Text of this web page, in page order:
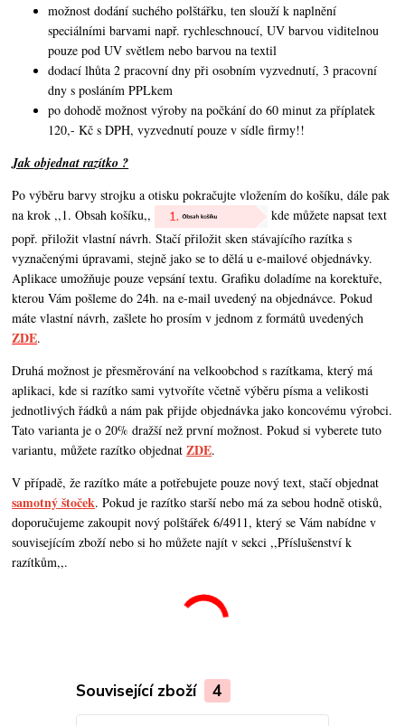
možnost dodání suchého polštářku, ten slouží k naplnění
speciálními barvami např. rychleschnoucí, UV barvou viditelnou
pouze pod UV světlem nebo barvou na textil
dodací lhůta 2 pracovní dny při osobním vyzvednutí, 3 pracovní
dny s posláním PPLkem
po dohodě možnost výroby na počkání do 60 minut za příplatek
120,- Kč s DPH, vyzvednutí pouze v sídle firmy!!
Jak objednat razítko ?
Po výběru barvy strojku a otisku pokračujte vložením do košíku, dále pak
na krok ,,1. Obsah košíku,,
kde můžete napsat text
popř. přiložit vlastní návrh. Stačí přiložit sken stávajícího razítka s
vyznačenými úpravami, stejně jako se to dělá u e-mailové objednávky.
Aplikace umožňuje pouze vepsání textu. Grafiku doladíme na korektuře,
kterou Vám pošleme do 24h. na e-mail uvedený na objednávce. Pokud
máte vlastní návrh,zašlete ho prosím v jednom z formátů uvedených
ZDE.
Druhá možnost je přesměrování na velkoobchod s razítkama, který má
aplikaci, kde si razítko sami vytvoříte včetně výběru písma a velikosti
jednotlivých řádků a nám pak přijde objednávka jako koncovému výrobci.
Tato varianta je o 20% dražší než první možnost. Pokud si vyberete tuto
variantu, můžete razítko objednatZDE.
V případě, že razítko máte a potřebujete pouze nový text, stačí objednat
samotný štoček. Pokud je razítko starší nebo má za sebou hodně otisků,
doporučujeme zakoupit nový polštářek 6/4911, který se Vám nabídne v
souvisejícím zboží nebo si ho můžete najít v sekci ,,Příslušenství k
razítkům,,.
Související zboží 4